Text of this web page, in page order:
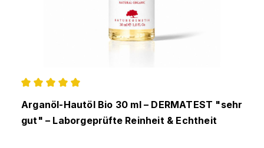
Durchschnittliche Bewertung von 5 von 5 Sternen
Arganöl-Hautöl Bio 30 ml – DERMATEST "sehr
gut" – Laborgeprüfte Reinheit & Echtheit